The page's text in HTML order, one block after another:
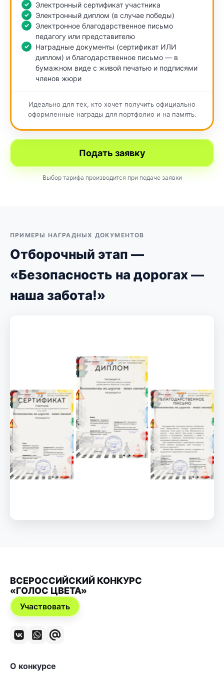
Электронный сертификат участника
Электронный диплом (в случае победы)
Электронное благодарственное письмо
педагогу или представителю
Наградные документы (сертификат ИЛИ
диплом) и благодарственное письмо — в
бумажном виде с живой печатью и подписями
членов жюри
Идеально для тех, кто хочет получить официально
оформленные награды для портфолио и на память.
Подать заявку
Выбор тарифа производится при подаче заявки
ПРИМЕРЫ НАГРАДНЫХ ДОКУМЕНТОВ
Отборочный этап —
«Безопасность на дорогах —
наша забота!»
ВСЕРОССИЙСКИЙ КОНКУРС
«ГОЛОС ЦВЕТА»
Участвовать
О конкурсе